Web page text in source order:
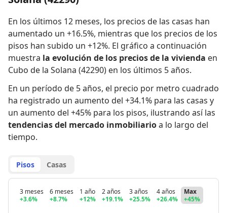
En los últimos 12 meses, los precios de las casas han
aumentado un +16.5%, mientras que los precios de los
pisos han subido un +12%. El gráfico a continuación
muestra la evolución de los precios de la vivienda en
Cubo de la Solana (42290) en los últimos 5 años.
En un período de 5 años, el precio por metro cuadrado
ha registrado un aumento del +34.1% para las casas y
un aumento del +45% para los pisos, ilustrando así las
tendencias del mercado inmobiliarioa lo largo del
tiempo.
Pisos Casas
3 meses
+3.6%
6 meses
+8.7%
1 año
+12%
2 años
+19.1%
3 años
+25.5%
4 años
+26.4%
Max
+45%